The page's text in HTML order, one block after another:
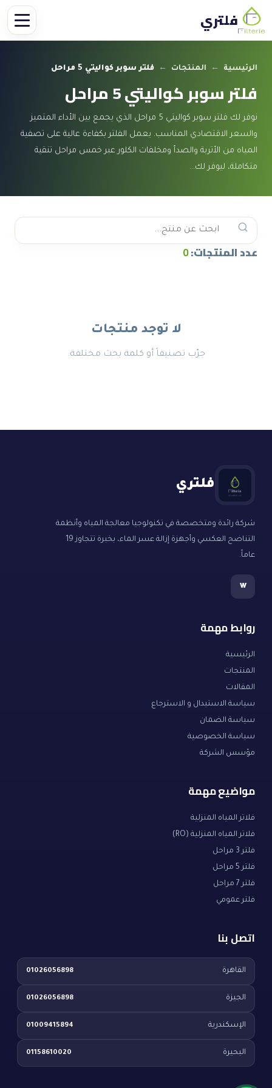
فلتري
الرئيسية ← المنتجات ← فلتر سوبر كواليتي 5 مراحل
فلتر سوبر كواليتي 5 مراحل
نوفر لك فلتر سوبر كواليتي 5 مراحل الذي يجمع بين الأداء المتميز
والسعر الاقتصادي المناسب. يعمل الفلتر بكفاءة عالية على تصفية
المياه من الأتربة والصدأ ومخلفات الكلور عبر خمس مراحل تنقية
متكاملة، ليوفر لك…
عدد المنتجات:0
لا توجد منتجات
جرّب تصنيفاً أو كلمة بحث مختلفة.
فلتري
شركة رائدة ومتخصصة في تكنولوجيا معالجة المياه وأنظمة
التناضح العكسي وأجهزة إزالة عسر الماء، بخبرة تتجاوز 19
عاماً.
w
روابط مهمة
الرئيسية
المنتجات
المقالات
سياسة الاستبدال و الاسترجاع
سياسة الضمان
سياسة الخصوصية
مؤسس الشركة
مواضيع مهمة
فلاتر المياه المنزلية
فلاتر المياه المنزلية (RO)
فلتر 3 مراحل
فلتر 5 مراحل
فلتر 7 مراحل
فلتر عمومي
اتصل بنا
القاهرة 01026056898
الجيزة 01026056898
الإسكندرية 01009415894
البحيرة 01158610020